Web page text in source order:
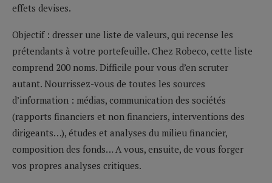
effets devises.
Objectif : dresser une liste de valeurs, qui recense les
prétendants à votre portefeuille. Chez Robeco, cette liste
comprend 200 noms. Difficile pour vous d’en scruter
autant. Nourrissez-vous de toutes les sources
d’information : médias, communication des sociétés
(rapports financiers et non financiers, interventions des
dirigeants…), études et analyses du milieu financier,
composition des fonds… A vous, ensuite, de vous forger
vos propres analyses critiques.